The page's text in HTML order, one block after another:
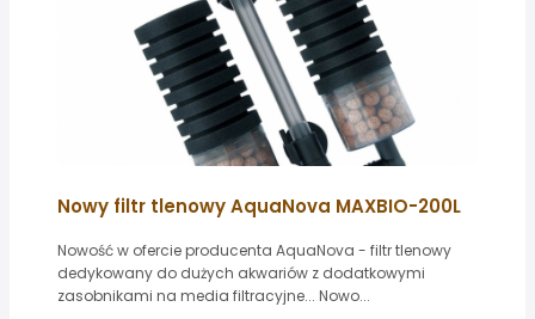
Nowy filtr tlenowy AquaNova MAXBIO-200L
Nowość w ofercie producenta AquaNova - filtr tlenowy
dedykowany do dużych akwariów z dodatkowymi
zasobnikami na media filtracyjne... Nowo...